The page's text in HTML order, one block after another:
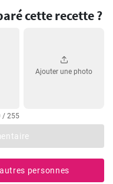
cette recette ?
/ 255
Ajouter une photo
personnes